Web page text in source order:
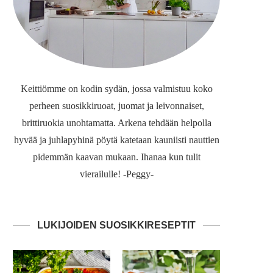
Keittiömme on kodin sydän, jossa valmistuu koko
perheen suosikkiruoat, juomat ja leivonnaiset,
brittiruokia unohtamatta. Arkena tehdään helpolla
hyvää ja juhlapyhinä pöytä katetaan kauniisti nauttien
pidemmän kaavan mukaan. Ihanaa kun tulit
vierailulle! -Peggy-
LUKIJOIDEN SUOSIKKIRESEPTIT